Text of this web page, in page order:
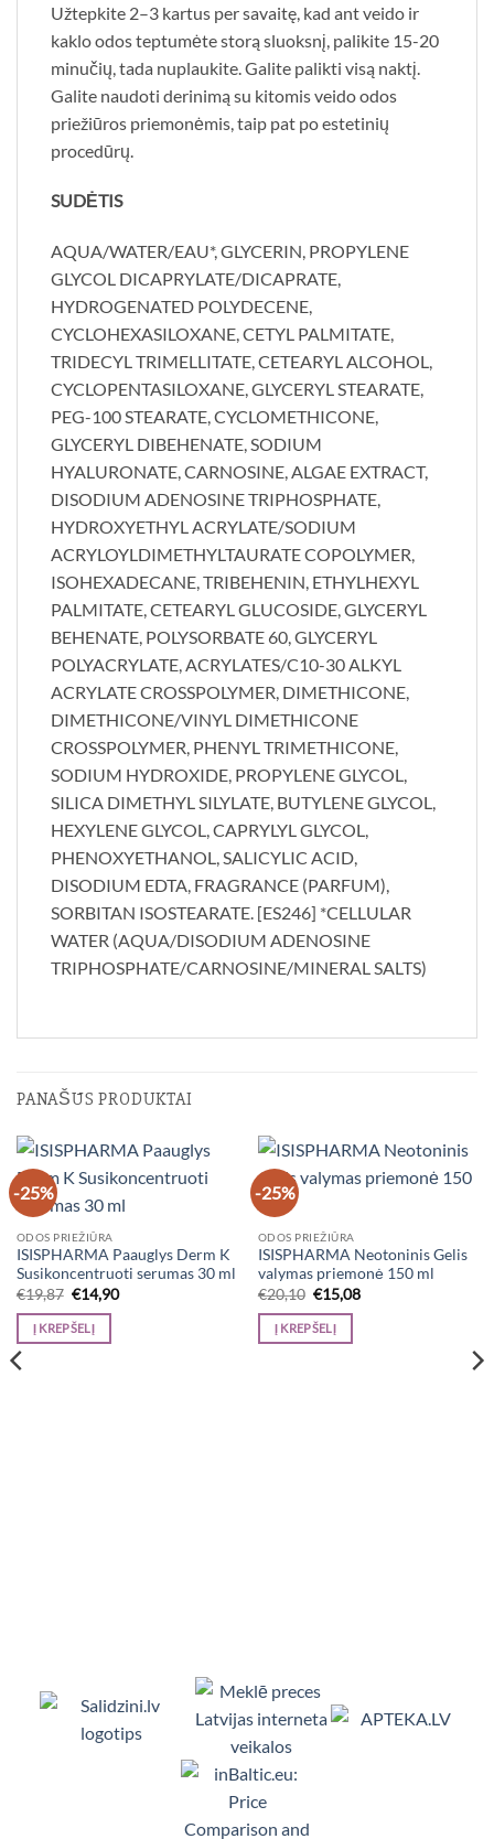
Užtepkite 2–3 kartus per savaitę, kad ant veido ir
kaklo odos teptumėte storą sluoksnį, palikite 15-20
minučių, tada nuplaukite. Galite palikti visą naktį.
Galite naudoti derinimą su kitomis veido odos
priežiūros priemonėmis, taip pat po estetinių
procedūrų.
SUDĖTIS
AQUA/WATER/EAU*, GLYCERIN, PROPYLENE
GLYCOL DICAPRYLATE/DICAPRATE,
HYDROGENATED POLYDECENE,
CYCLOHEXASILOXANE, CETYL PALMITATE,
TRIDECYL TRIMELLITATE, CETEARYL ALCOHOL,
CYCLOPENTASILOXANE, GLYCERYL STEARATE,
PEG-100 STEARATE, CYCLOMETHICONE,
GLYCERYL DIBEHENATE, SODIUM
HYALURONATE, CARNOSINE, ALGAE EXTRACT,
DISODIUM ADENOSINE TRIPHOSPHATE,
HYDROXYETHYL ACRYLATE/SODIUM
ACRYLOYLDIMETHYLTAURATE COPOLYMER,
ISOHEXADECANE, TRIBEHENIN, ETHYLHEXYL
PALMITATE, CETEARYL GLUCOSIDE, GLYCERYL
BEHENATE, POLYSORBATE 60, GLYCERYL
POLYACRYLATE, ACRYLATES/C10-30 ALKYL
ACRYLATE CROSSPOLYMER, DIMETHICONE,
DIMETHICONE/VINYL DIMETHICONE
CROSSPOLYMER, PHENYL TRIMETHICONE,
SODIUM HYDROXIDE, PROPYLENE GLYCOL,
SILICA DIMETHYL SILYLATE, BUTYLENE GLYCOL,
HEXYLENE GLYCOL, CAPRYLYL GLYCOL,
PHENOXYETHANOL, SALICYLIC ACID,
DISODIUM EDTA, FRAGRANCE (PARFUM),
SORBITAN ISOSTEARATE. [ES246] *CELLULAR
WATER (AQUA/DISODIUM ADENOSINE
TRIPHOSPHATE/CARNOSINE/MINERAL SALTS)
PANAŠŪS PRODUKTAI
-25%
ODOS PRIEŽIŪRA
ISISPHARMA Paauglys Derm K
Susikoncentruoti serumas 30 ml
€19,87 Original
price
was:
€19,87.
€14,90Current
Į KREPŠELĮ
-25%
ODOS PRIEŽIŪRA
ISISPHARMA Neotoninis Gelis
valymas priemonė 150 ml
€20,10 Original
price
was:
€20,10.
€15,08Current
Į KREPŠELĮ
Viedpulksteņi, Makita, Ceļojumu